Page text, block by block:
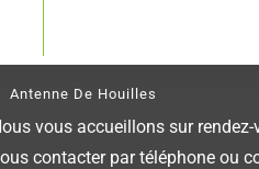
Antenne De Houilles
vous accueillons sur rendez-
contacter par téléphone ou